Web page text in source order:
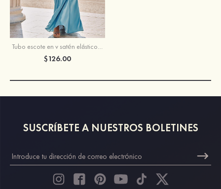
Tubo escote en v satén elástico hasta el suelo vestido de dama de honor
$126.00
SUSCRÍBETE A NUESTROS BOLETINES